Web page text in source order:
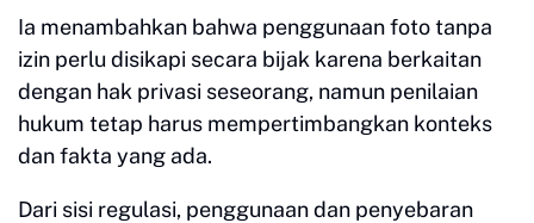
Ia menambahkan bahwa penggunaan foto tanpa
izin perlu disikapi secara bijak karena berkaitan
dengan hak privasi seseorang, namun penilaian
hukum tetap harus mempertimbangkan konteks
dan fakta yang ada.
Dari sisi regulasi, penggunaan dan penyebaran